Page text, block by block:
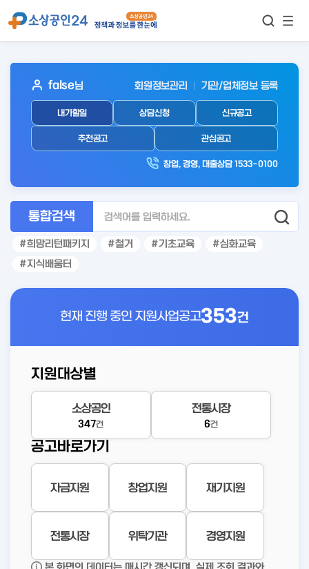
보기
아
웃
로
인
false님 회원정보관리 기관/업체정보 등록
내가할일 상담신청 신규공고
추천공고 관심공고
창업, 경영, 대출상담 1533-0100
통합검색
희망리턴패키지 철거 기초교육
심화교육
지식배움터
현재 진행 중인 지원사업공고353건
지원대상별
소상공인
347건
전통시장
6건
공고바로가기
자금지원 창업지원 재기지원
전통시장 위탁기관 경영지원